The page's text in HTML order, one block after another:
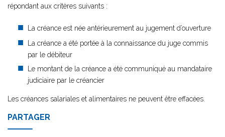
répondant aux critères suivants :
La créance est née antérieurement au jugement d’ouverture
La créance a été portée à la connaissance du juge commis
par le débiteur
Le montant de la créance a été communiqué au mandataire
judiciaire par le créancier
Les créances salariales et alimentaires ne peuvent être effacées.
PARTAGER